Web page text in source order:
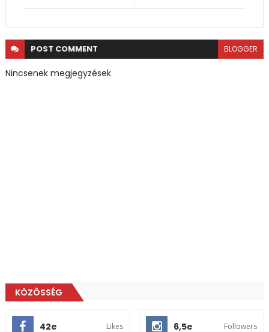
POST COMMENT BLOGGER
Nincsenek megjegyzések
KÖZÖSSÉG
42e Likes 6,5e Followers